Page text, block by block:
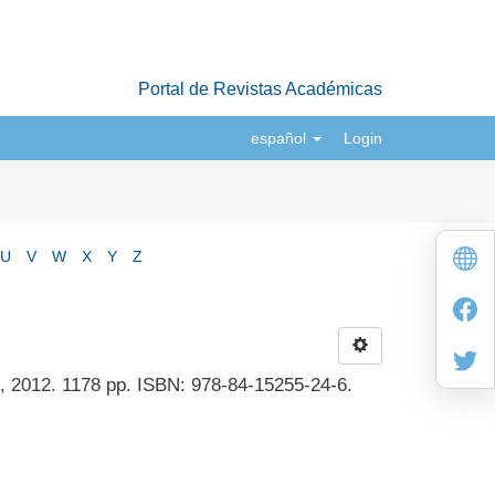
Portal de Revistas Académicas
español Login
U V W X Y Z
1178 pp. ISBN: 978-84-15255-24-6.